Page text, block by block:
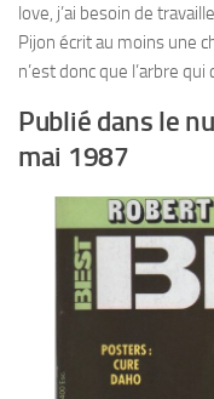
love, j’ai besoin de
Pijon écrit au moins une
n’est donc que l’arbre
Publié dans le
mai 1987